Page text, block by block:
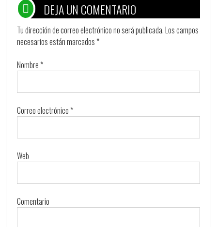
DEJA UN COMENTARIO
Tu dirección de correo electrónico no será publicada.Los campos
necesarios están marcados *
Nombre *
Correo electrónico *
Web
Comentario